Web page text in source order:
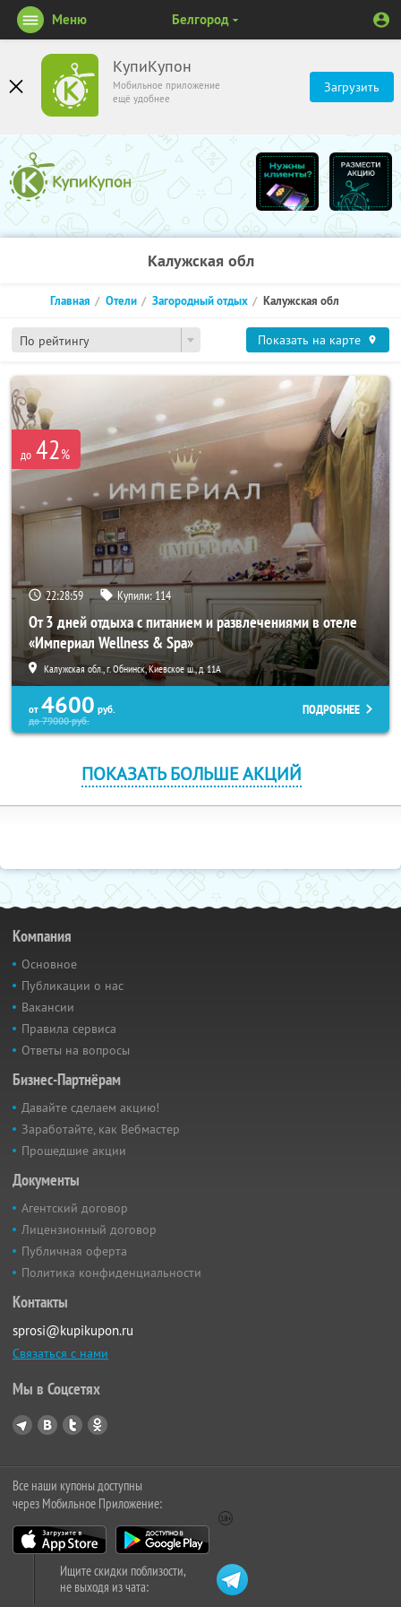
КупиКупон
Мобильное приложение
ещё удобнее
Загрузить
Меню Белгород
Калужская обл
По рейтингу
Главная Отели Загородный отдых Калужская обл
Показать на карте
до 42%
22:28:58 Купили:114
От 3 дней отдыха с питанием и развлечениями в отеле
«Империал Wellness & Spa»
Калужская обл., г. Обнинск, Киевское ш., д. 11А
от 4600 руб.
до79000руб.
ПОДРОБНЕЕ
ПОКАЗАТЬ БОЛЬШЕ АКЦИЙ
Компания
Основное
Публикации о нас
Вакансии
Правила сервиса
Ответы на вопросы
Бизнес-Партнёрам
Давайте сделаем акцию!
Заработайте, как Вебмастер
Прошедшие акции
Документы
Агентский договор
Лицензионный договор
Публичная оферта
Политика конфиденциальности
Контакты
sprosi@kupikupon.ru
Связаться с нами
Мы в Соцсетях
Все наши купоны доступны
через Мобильное Приложение:
Ищите скидки поблизости,
не выходя из чата: